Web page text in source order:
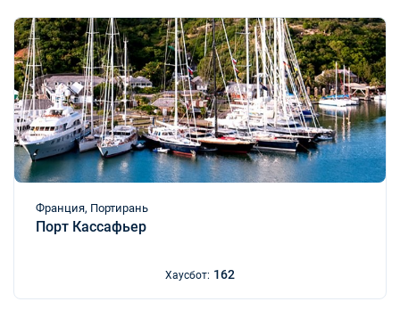
Франция, Портирань
Порт Кассафьер
Хаусбот: 162